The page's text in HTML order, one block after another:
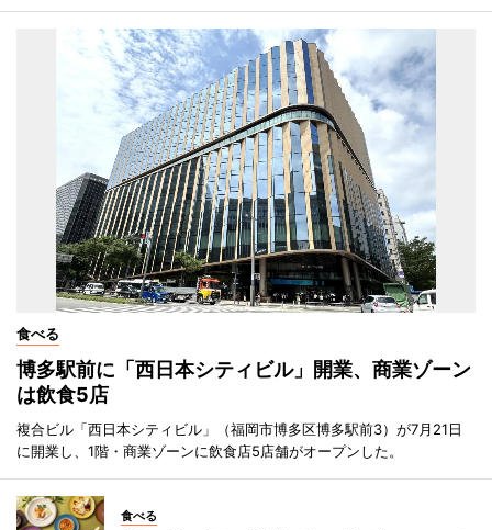
食べる
博多駅前に「西日本シティビル」開業、商業ゾーン
は飲食5店
複合ビル「西日本シティビル」（福岡市博多区博多駅前3）が7月21日
に開業し、1階・商業ゾーンに飲食店5店舗がオープンした。
食べる